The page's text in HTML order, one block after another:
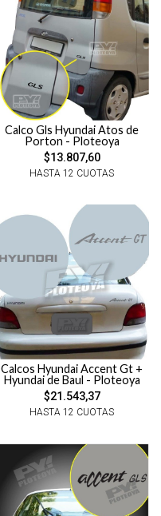
Calco Gls Hyundai Atos de
Porton - Ploteoya
$13.807,60
HASTA 12 CUOTAS
Calcos Hyundai Accent Gt +
Hyundai de Baul - Ploteoya
$21.543,37
HASTA 12 CUOTAS